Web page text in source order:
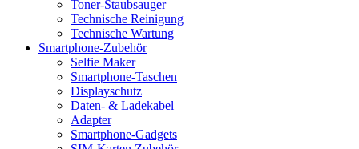
Toner-Staubsauger
Technische Reinigung
Technische Wartung
Smartphone-Zubehör
Selfie Maker
Smartphone-Taschen
Displayschutz
Daten- & Ladekabel
Adapter
Smartphone-Gadgets